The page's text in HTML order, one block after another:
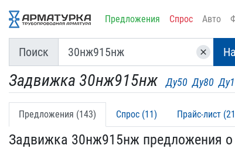
Предложения Спрос Авто
Поиск clear
Задвижка 30нж915нж Ду50 Ду80
Предложения (143) Спрос (11) Прайс-лист
Задвижка 30нж915нж предложения